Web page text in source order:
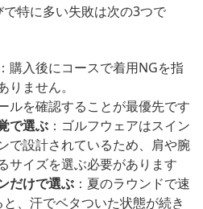
特に多い失敗は次の3つで
：購入後にコースで着用NGを指
ません。
ルを確認することが最優先です
で選ぶ ：ゴルフウェアはスイン
で設計されているため、肩や腕
サイズを選ぶ必要があります
だけで選ぶ ：夏のラウンドで速
、汗でベタついた状態が続き